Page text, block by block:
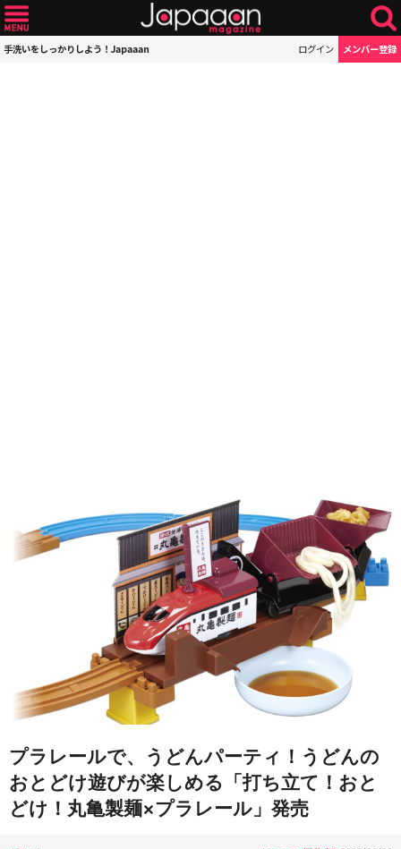
手洗いをしっかりしよう！Japaaan ログイン メンバー登録
プラレールで、うどんパーティ！うどんの
おとどけ遊びが楽しめる「打ち立て！おと
どけ！丸亀製麺×プラレール」発売